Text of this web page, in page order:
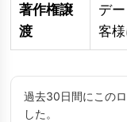
著作権譲
渡
デ
客
過去30日間にこの
した。